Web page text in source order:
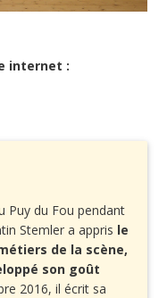
internet :
Puy du Fou pendant
Stemler a appris le
de la scène,
son goût
2016, il écrit sa